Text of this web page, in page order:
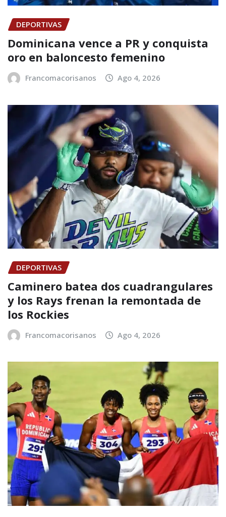
DEPORTIVAS
Dominicana vence a PR y conquista
oro en baloncesto femenino
Francomacorisanos Ago 4, 2026
DEPORTIVAS
Caminero batea dos cuadrangulares
y los Rays frenan la remontada de
los Rockies
Francomacorisanos Ago 4, 2026